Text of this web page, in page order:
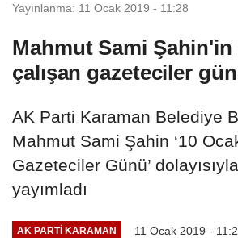
Yayınlanma: 11 Ocak 2019 - 11:28
Mahmut Sami Şahin'in
çalışan gazeteciler
AK Parti Karaman Belediye
Mahmut Sami Şahin ‘10
Gazeteciler Günü’
yayımladı
AK PARTI KARAMAN 11 Ocak 2019 -